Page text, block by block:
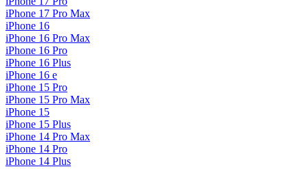
iPhone 17 Pro Max
iPhone 16
iPhone 16 Pro Max
iPhone 16 Pro
iPhone 16 Plus
iPhone 16 e
iPhone 15 Pro
iPhone 15 Pro Max
iPhone 15
iPhone 15 Plus
iPhone 14 Pro Max
iPhone 14 Pro
iPhone 14 Plus